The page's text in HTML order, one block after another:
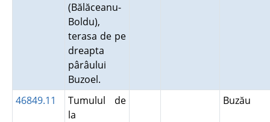
(Bălăceanu-
Boldu),
terasa de pe
dreapta
pârâului
Buzoel.
46849.11
Tumulul de
la
Buzău